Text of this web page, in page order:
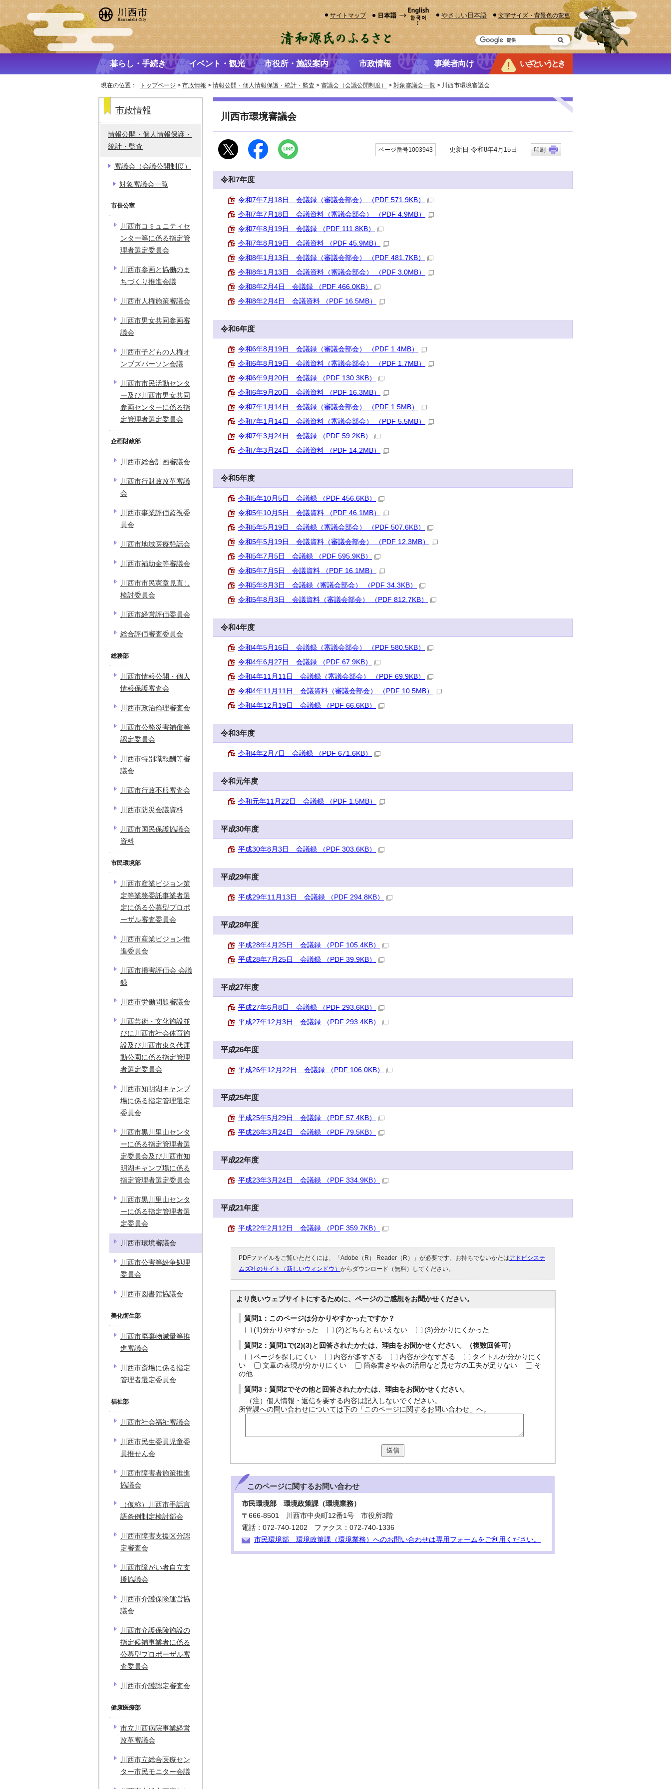
サイトマップ やさしい日本語 文字サイズ・背景色の変更
暮らし・手続き イベント・観光 市役所・施設案内 市政情報 事業者向け いざというとき
現在の位置： トップページ > 市政情報 >情報公開・個人情報保護・統計・監査 > 審議会（会議公開制度） > 対象審議会一覧 > 川西市環境審議会
川西市環境審議会
ページ番号1003943 更新日 令和8年4月15日 印刷
令和7年度
令和7年7月18日 会議録（審議会部会） （PDF 571.9KB）
令和7年7月18日 会議資料（審議会部会） （PDF 4.9MB）
令和7年8月19日 会議録 （PDF 111.8KB）
令和7年8月19日 会議資料 （PDF 45.9MB）
令和8年1月13日 会議録（審議会部会） （PDF 481.7KB）
令和8年1月13日 会議資料（審議会部会） （PDF 3.0MB）
令和8年2月4日 会議録 （PDF 466.0KB）
令和8年2月4日 会議資料 （PDF 16.5MB）
令和6年度
令和6年8月19日 会議録（審議会部会） （PDF 1.4MB）
令和6年8月19日 会議資料（審議会部会） （PDF 1.7MB）
令和6年9月20日 会議録 （PDF 130.3KB）
令和6年9月20日 会議資料 （PDF 16.3MB）
令和7年1月14日 会議録（審議会部会） （PDF 1.5MB）
令和7年1月14日 会議資料（審議会部会） （PDF 5.5MB）
令和7年3月24日 会議録 （PDF 59.2KB）
令和7年3月24日 会議資料 （PDF 14.2MB）
令和5年度
令和5年10月5日 会議録 （PDF 456.6KB）
令和5年10月5日 会議資料 （PDF 46.1MB）
令和5年5月19日 会議録（審議会部会） （PDF 507.6KB）
令和5年5月19日 会議資料（審議会部会） （PDF 12.3MB）
令和5年7月5日 会議録 （PDF 595.9KB）
令和5年7月5日 会議資料 （PDF 16.1MB）
令和5年8月3日 会議録（審議会部会） （PDF 34.3KB）
令和5年8月3日 会議資料（審議会部会） （PDF 812.7KB）
令和4年度
令和4年5月16日 会議録（審議会部会） （PDF 580.5KB）
令和4年6月27日 会議録 （PDF 67.9KB）
令和4年11月11日 会議録（審議会部会） （PDF 69.9KB）
令和4年11月11日 会議資料（審議会部会） （PDF 10.5MB）
令和4年12月19日 会議録 （PDF 66.6KB）
令和3年度
令和4年2月7日 会議録 （PDF 671.6KB）
令和元年度
令和元年11月22日 会議録 （PDF 1.5MB）
平成30年度
平成30年8月3日 会議録 （PDF 303.6KB）
平成29年度
平成29年11月13日 会議録 （PDF 294.8KB）
平成28年度
平成28年4月25日 会議録 （PDF 105.4KB）
平成28年7月25日 会議録 （PDF 39.9KB）
平成27年度
平成27年6月8日 会議録 （PDF 293.6KB）
平成27年12月3日 会議録 （PDF 293.4KB）
平成26年度
平成26年12月22日 会議録 （PDF 106.0KB）
平成25年度
平成25年5月29日 会議録 （PDF 57.4KB）
平成26年3月24日 会議録 （PDF 79.5KB）
平成22年度
平成23年3月24日 会議録 （PDF 334.9KB）
平成21年度
平成22年2月12日 会議録 （PDF 359.7KB）
PDFファイルをご覧いただくには、「Adobe（R） Reader（R）」が必要です。お持ちでないかたはアドビシステ
ムズ社のサイト（新しいウィンドウ） からダウンロード（無料）してください。
より良いウェブサイトにするために、ページのご感想をお聞かせください。
質問1：このページは分かりやすかったですか？
(1)分かりやすかった
(2)どちらともいえない (3)分かりにくかった
質問2：質問1で(2)(3)と回答されたかたは、理由をお聞かせください。（複数回答可）
ページを探しにくい
内容が多すぎる 内容が少なすぎる
タイトルが分かりにく
い
文章の表現が分かりにくい 箇条書きや表の活用など見せ方の工夫が足りない
そ
の他
質問3：質問2でその他と回答されたかたは、理由をお聞かせください。
（注）個人情報・返信を要する内容は記入しないでください。
所管課への問い合わせについては下の「このページに関するお問い合わせ」へ。
送信
このページに関するお問い合わせ
市民環境部 環境政策課（環境業務）
〒666-8501 川西市中央町12番1号 市役所3階
電話：072-740-1202 ファクス：072-740-1336
市民環境部 環境政策課（環境業務）へのお問い合わせは専用フォームをご利用ください。
市政情報
情報公開・個人情報保護・
統計・監査
審議会（会議公開制度）
対象審議会一覧
市長公室
川西市コミュニティセ
ンター等に係る指定管
理者選定委員会
川西市参画と協働のま
ちづくり推進会議
川西市人権施策審議会
川西市男女共同参画審
議会
川西市子どもの人権オ
ンブズパーソン会議
川西市市民活動センタ
ー及び川西市男女共同
参画センターに係る指
定管理者選定委員会
企画財政部
川西市総合計画審議会
川西市行財政改革審議
会
川西市事業評価監視委
員会
川西市地域医療懇話会
川西市補助金等審議会
川西市市民憲章見直し
検討委員会
川西市経営評価委員会
総合評価審査委員会
総務部
川西市情報公開・個人
情報保護審査会
川西市政治倫理審査会
川西市公務災害補償等
認定委員会
川西市特別職報酬等審
議会
川西市行政不服審査会
川西市防災会議資料
川西市国民保護協議会
資料
市民環境部
川西市産業ビジョン策
定等業務委託事業者選
定に係る公募型プロポ
ーザル審査委員会
川西市産業ビジョン推
進委員会
川西市損害評価会 会議
録
川西市労働問題審議会
川西芸術・文化施設並
びに川西市社会体育施
設及び川西市東久代運
動公園に係る指定管理
者選定委員会
川西市知明湖キャンプ
場に係る指定管理選定
委員会
川西市黒川里山センタ
ーに係る指定管理者選
定委員会及び川西市知
明湖キャンプ場に係る
指定管理者選定委員会
川西市黒川里山センタ
ーに係る指定管理者選
定委員会
川西市環境審議会
川西市公害等紛争処理
委員会
川西市図書館協議会
美化衛生部
川西市廃棄物減量等推
進審議会
川西市斎場に係る指定
管理者選定委員会
福祉部
川西市社会福祉審議会
川西市民生委員児童委
員推せん会
川西市障害者施策推進
協議会
（仮称）川西市手話言
語条例制定検討部会
川西市障害支援区分認
定審査会
川西市障がい者自立支
援協議会
川西市介護保険運営協
議会
川西市介護保険施設の
指定候補事業者に係る
公募型プロポーザル審
査委員会
川西市介護認定審査会
健康医療部
市立川西病院事業経営
改革審議会
川西市立総合医療セン
ター市民モニター会議